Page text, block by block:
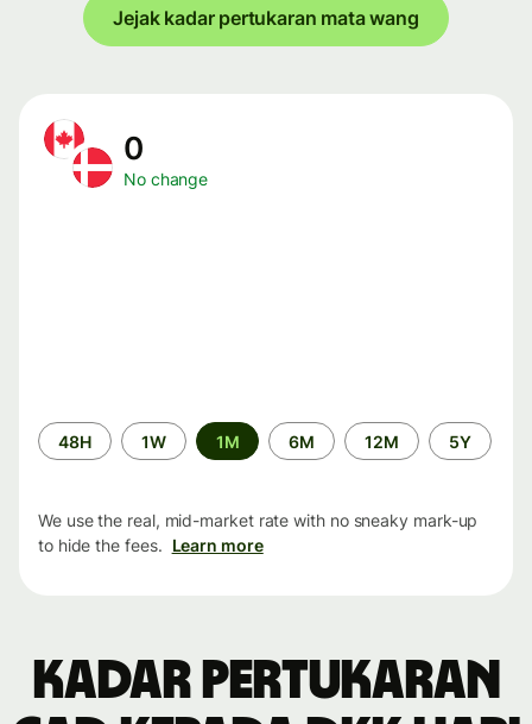
Jejak kadar pertukaran mata wang
0
No change
Time
period
48H 1W 1M 6M 12M 5Y
We use the real, mid-market rate with no sneaky mark-up
to hide the fees. Learn more
Kadar pertukaran